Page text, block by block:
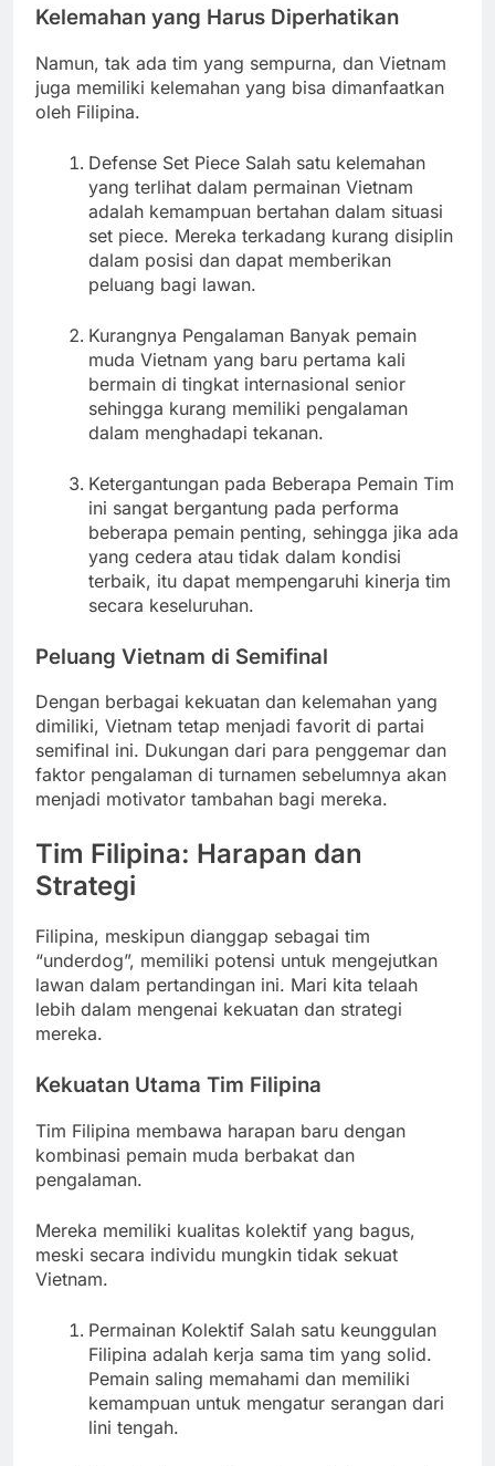
Kelemahan yang Harus Diperhatikan
Namun, tak ada tim yang sempurna, dan Vietnam
juga memiliki kelemahan yang bisa dimanfaatkan
oleh Filipina.
Defense Set Piece Salah satu kelemahan
yang terlihat dalam permainan Vietnam
adalah kemampuan bertahan dalam situasi
set piece. Mereka terkadang kurang disiplin
dalam posisi dan dapat memberikan
peluang bagi lawan.
Kurangnya Pengalaman Banyak pemain
muda Vietnam yang baru pertama kali
bermain di tingkat internasional senior
sehingga kurang memiliki pengalaman
dalam menghadapi tekanan.
Ketergantungan pada Beberapa Pemain Tim
ini sangat bergantung pada performa
beberapa pemain penting, sehingga jika ada
yang cedera atau tidak dalam kondisi
terbaik, itu dapat mempengaruhi kinerja tim
secara keseluruhan.
Peluang Vietnam di Semifinal
Dengan berbagai kekuatan dan kelemahan yang
dimiliki, Vietnam tetap menjadi favorit di partai
semifinal ini. Dukungan dari para penggemar dan
faktor pengalaman di turnamen sebelumnya akan
menjadi motivator tambahan bagi mereka.
Tim Filipina: Harapan dan
Strategi
Filipina, meskipun dianggap sebagai tim
“underdog”, memiliki potensi untuk mengejutkan
lawan dalam pertandingan ini. Mari kita telaah
lebih dalam mengenai kekuatan dan strategi
mereka.
Kekuatan Utama Tim Filipina
Tim Filipina membawa harapan baru dengan
kombinasi pemain muda berbakat dan
pengalaman.
Mereka memiliki kualitas kolektif yang bagus,
meski secara individu mungkin tidak sekuat
Vietnam.
Permainan Kolektif Salah satu keunggulan
Filipina adalah kerja sama tim yang solid.
Pemain saling memahami dan memiliki
kemampuan untuk mengatur serangan dari
lini tengah.